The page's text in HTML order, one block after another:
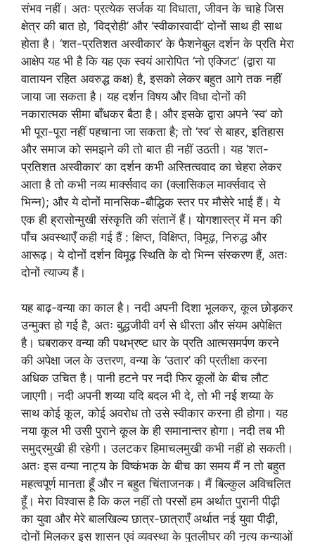
संभव नहीं। अतः प्रत्येक सर्जक या विधाता, जीवन के चाहे जिस
क्षेत्र की बात हो, ‘विद्रोही’ और ‘स्वीकारवादी’ दोनों साथ ही साथ
होता है। ‘शत-प्रतिशत अस्वीकार’ के फैशनेबुल दर्शन के प्रति मेरा
आक्षेप यह भी है कि यह एक स्वयं आरोपित ‘नो एक्जिट’ (द्वारा या
वातायन रहित अवरुद्ध कक्ष) है, इसको लेकर बहुत आगे तक नहीं
जाया जा सकता है। यह दर्शन विषय और विधा दोनों की
नकारात्मक सीमा बाँधकर बैठा है। और इसके द्वारा अपने ‘स्व’ को
भी पूरा-पूरा नहीं पहचाना जा सकता है; तो ‘स्व’ से बाहर, इतिहास
और समाज को समझने की तो बात ही नहीं उठती। यह ‘शत-
प्रतिशत अस्वीकार’ का दर्शन कभी अस्तित्ववाद का चेहरा लेकर
आता है तो कभी नव्य मार्क्सवाद का (क्लासिकल मार्क्सवाद से
भिन्न); और ये दोनों मानसिक-बौद्धिक स्तर पर मौसेरे भाई हैं। ये
एक ही ह्रासोन्मुखी संस्कृति की संतानें हैं। योगशास्त्र में मन की
पाँच अवस्थाएँ कही गई हैं : क्षिप्त, विक्षिप्त, विमूढ़, निरुद्ध और
आरूढ़। ये दोनों दर्शन विमूढ़ स्थिति के दो भिन्न संस्करण हैं, अतः
दोनों त्याज्य हैं।
यह बाढ़-वन्या का काल है। नदी अपनी दिशा भूलकर, कूल छोड़कर
उन्मुक्त हो गई है, अतः बुद्धजीवी वर्ग से धीरता और संयम अपेक्षित
है। घबराकर वन्या की पथभ्रष्ट धार के प्रति आत्मसमर्पण करने
की अपेक्षा जल के उत्तरण, वन्या के ‘उतार’ की प्रतीक्षा करना
अधिक उचित है। पानी हटने पर नदी फिर कूलों के बीच लौट
जाएगी। नदी अपनी शय्या यदि बदल भी दे, तो भी नई शय्या के
साथ कोई कूल, कोई अवरोध तो उसे स्वीकार करना ही होगा। यह
नया कूल भी उसी पुराने कूल के ही समानान्तर होगा। नदी तब भी
समुद्रमुखी ही रहेगी। उलटकर हिमाचलमुखी कभी नहीं हो सकती।
अतः इस वन्या नाट्य के विष्कंभक के बीच का समय मैं न तो बहुत
महत्वपूर्ण मानता हूँ और न बहुत चिंताजनक। मैं बिल्कुल अविचलित
हूँ। मेरा विश्वास है कि कल नहीं तो परसों हम अर्थात पुरानी पीढ़ी
का युवा और मेरे बालखिल्य छात्र-छात्राएँ अर्थात नई युवा पीढ़ी,
दोनों मिलकर इस शासन एवं व्यवस्था के पुतलीघर की नृत्य कन्याओं